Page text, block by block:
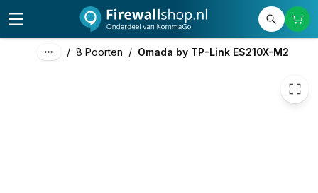
/ 8 Poorten / Omada by TP-Link ES210X-M2
excl. btw
105,97 incl. btw